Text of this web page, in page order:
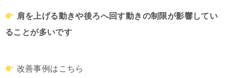
肩を上げる動きや後ろへ回す動きの制限が影響してい
ることが多いです
改善事例はこちら